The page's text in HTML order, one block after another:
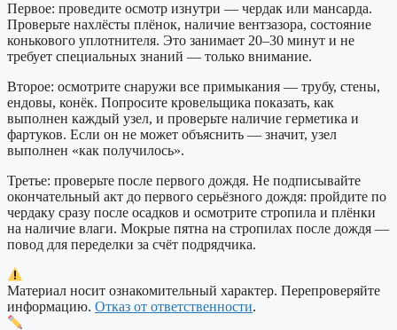
Первое: проведите осмотр изнутри — чердак или мансарда.
Проверьте нахлёсты плёнок, наличие вентзазора, состояние
конькового уплотнителя. Это занимает 20–30 минут и не
требует специальных знаний — только внимание.
Второе: осмотрите снаружи все примыкания — трубу, стены,
ендовы, конёк. Попросите кровельщика показать, как
выполнен каждый узел, и проверьте наличие герметика и
фартуков. Если он не может объяснить — значит, узел
выполнен «как получилось».
Третье: проверьте после первого дождя. Не подписывайте
окончательный акт до первого серьёзного дождя: пройдите по
чердаку сразу после осадков и осмотрите стропила и плёнки
на наличие влаги. Мокрые пятна на стропилах после дождя —
повод для переделки за счёт подрядчика.
Материал носит ознакомительный характер. Перепроверяйте
информацию. Отказ от ответственности.